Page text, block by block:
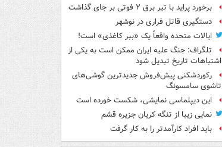
برخورد پراید با تیر برق ۲ فوتی بر جای گذاشت
دستگیری قاتل فراری در نوشهر
ایالات متحده واقعاً یک «ببر کاغذی» است!
تلگراف: جنگ علیه ایران ممکن است به یکی از
اشتباهات تاریخ تبدیل شود
رکوردشکنی پیش‌فروش جدیدترین گوشی‌های
تاشوی سامسونگ
این دیپلماسی نمایشی، شکست خورده است
نمایی زیبا از تنگه کریان جزیره قشم
باید افراد کارآمدتر را به کار گرفت